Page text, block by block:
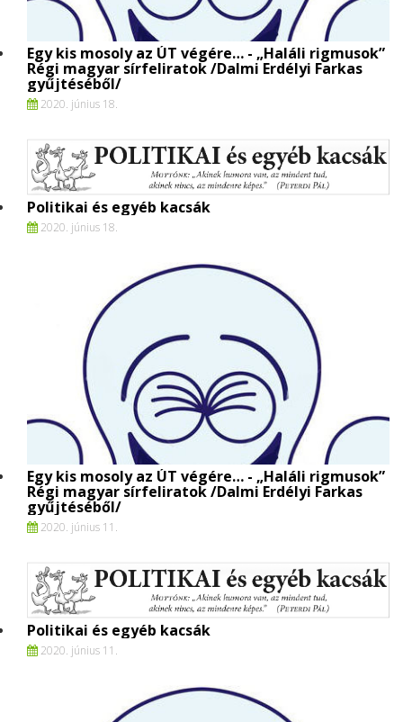
Egy kis mosoly az ÚT végére… - „Haláli rigmusok”
Régi magyar sírfeliratok /Dalmi Erdélyi Farkas
gyűjtéséből/
2020. június 18.
Politikai és egyéb kacsák
2020. június 18.
Egy kis mosoly az ÚT végére… - „Haláli rigmusok”
Régi magyar sírfeliratok /Dalmi Erdélyi Farkas
gyűjtéséből/
2020. június 11.
Politikai és egyéb kacsák
2020. június 11.